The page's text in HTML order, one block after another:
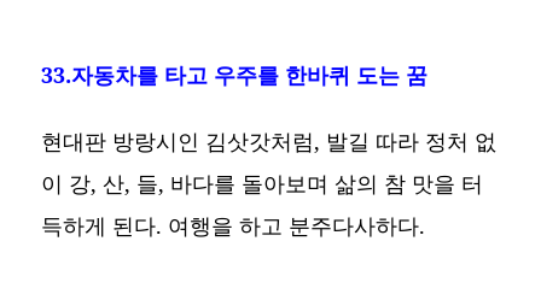
33.자동차를 타고 우주를 한바퀴 도는 꿈
현대판 방랑시인 김삿갓처럼, 발길 따라 정처 없
이 강, 산, 들, 바다를 돌아보며 삶의 참 맛을 터
득하게 된다. 여행을 하고 분주다사하다.